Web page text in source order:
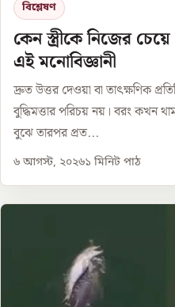
বিশ্লেষণ
কেন স্ত্রীকে নিজের
এই মনোবিজ্ঞানী
দ্রুত উত্তর দেওয়া বা তাৎক্ষণিক
বুদ্ধিমত্তার পরিচয় নয়। বরং কখন
বুঝে তারপর প্রত...
৬ আগস্ট, ২০২৬১ মিনিট পাঠ